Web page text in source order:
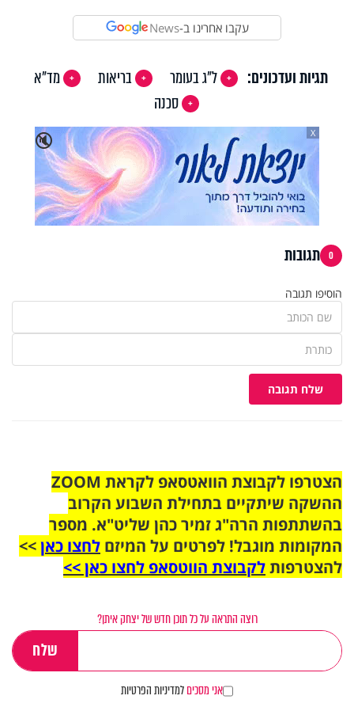
עקבו אחרינו ב-News
תגיות ועדכונים: ל"ג בעומר בריאות
מד"א
סכנה
🔇
X
0 תגובות
הוסיפו תגובה
שלח תגובה
הצטרפו לקבוצת הוואטסאפ לקראת ZOOM
ההשקה שיתקיים בתחילת השבוע הקרוב
בהשתתפות הרה"ג זמיר כהן שליט"א. מספר
המקומות מוגבל! לפרטים על המיזם לחצו כאן>>
להצטרפותלקבוצת הווטסאפ לחצו כאן >>
רוצה התראה על כל תוכן חדש של יצחק איתן?
אני מסכיםלמדיניות הפרטיות